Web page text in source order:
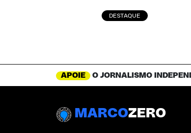
DESTAQUE
APOIE O JORNALISMO
MARCOZERO